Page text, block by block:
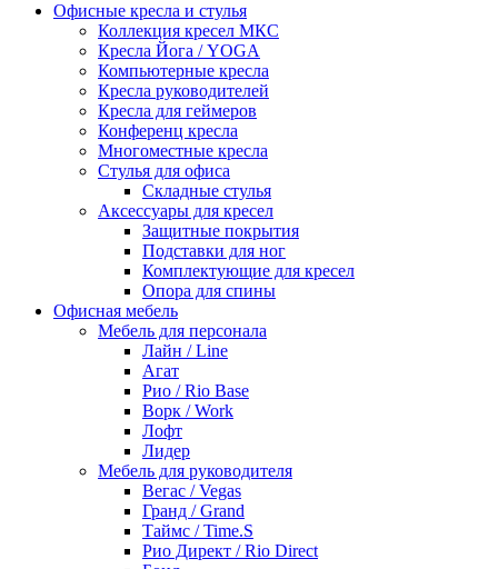
Офисные кресла и стулья
Коллекция кресел МКС
Кресла Йога / YOGA
Компьютерные кресла
Кресла руководителей
Кресла для геймеров
Конференц кресла
Многоместные кресла
Стулья для офиса
Складные стулья
Аксессуары для кресел
Защитные покрытия
Подставки для ног
Комплектующие для кресел
Опора для спины
Офисная мебель
Мебель для персонала
Лайн / Line
Агат
Рио / Rio Base
Ворк / Work
Лофт
Лидер
Мебель для руководителя
Вегас / Vegas
Гранд / Grand
Таймс / Time.S
Рио Директ / Rio Direct